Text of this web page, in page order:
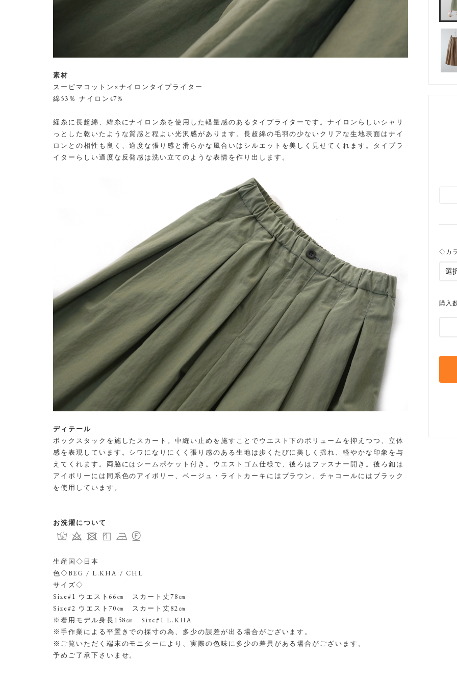
◇カ
購入
素材
スーピマコットン×ナイロンタイプライター
綿53％ ナイロン47%
経糸に長超綿、緯糸にナイロン糸を使用した軽量感のあるタイプライターです。ナイロンらしいシャリ
っとした乾いたような質感と程よい光沢感があります。長超綿の毛羽の少ないクリアな生地表面はナイ
ロンとの相性も良く、適度な張り感と滑らかな風合いはシルエットを美しく見せてくれます。タイプラ
イターらしい適度な反発感は洗い立てのような表情を作り出します。
ディテール
ボックスタックを施したスカート。中縫い止めを施すことでウエスト下のボリュームを抑えつつ、立体
感を表現しています。シワになりにくく張り感のある生地は歩くたびに美しく揺れ、軽やかな印象を与
えてくれます。両脇にはシームポケット付き。ウエストゴム仕様で、後ろはファスナー開き。後ろ釦は
アイボリーには同系色のアイボリー、ベージュ・ライトカーキにはブラウン、チャコールにはブラック
を使用しています。
お洗濯について
生産国◇日本
色◇BEG / L.KHA / CHL
サイズ◇
Size#1 ウエスト66㎝ スカート丈78㎝
Size#2 ウエスト70㎝ スカート丈82㎝
※着用モデル身長158㎝ Size#1 L.KHA
※手作業による平置きでの採寸の為、多少の誤差が出る場合がございます。
※ご覧いただく端末のモニターにより、実際の色味に多少の差異がある場合がございます。
予めご了承下さいませ。